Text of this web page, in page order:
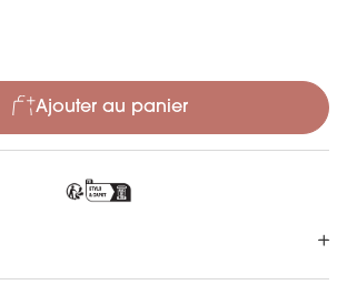
Ajouter au panier